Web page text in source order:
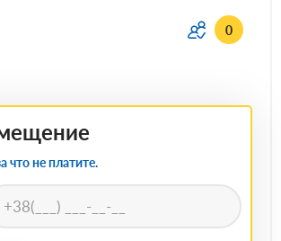
0
что не платите.